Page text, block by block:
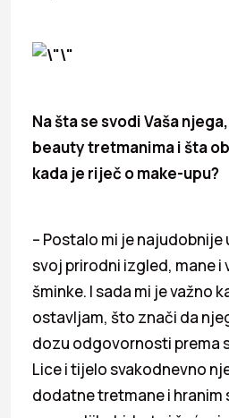
Na šta se svodi Vaša
beauty tretmanima i šta
kada je riječ o make-upu?
– Postalo mi je najudobnije
svoj prirodni izgled, mane i
šminke. I sada mi je važno
ostavljam, što znači da
dozu odgovornosti prema
Lice i tijelo svakodnevno
dodatne tretmane i hranim